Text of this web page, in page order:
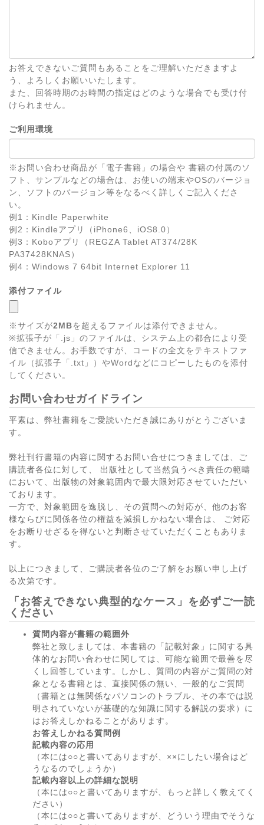
お答えできないご質問もあることをご理解いただきますよ
う、よろしくお願いいたします。
また、回答時期のお時間の指定はどのような場合でも受け付
けられません。
ご利用環境
※お問い合わせ商品が「電子書籍」の場合や 書籍の付属のソ
フト、サンプルなどの場合は、お使いの端末やOSのバージョ
ン、ソフトのバージョン等をなるべく詳しくご記入くださ
い。
例1：Kindle Paperwhite
例2：Kindleアプリ（iPhone6、iOS8.0）
例3：Koboアプリ（REGZA Tablet AT374/28K
PA37428KNAS）
例4：Windows 7 64bit Internet Explorer 11
添付ファイル
※サイズが2MBを超えるファイルは添付できません。
※拡張子が「.js」のファイルは、システム上の都合により受
信できません。お手数ですが、コードの全文をテキストファ
イル（拡張子「.txt」）やWordなどにコピーしたものを添付
してください。
お問い合わせガイドライン
平素は、弊社書籍をご愛読いただき誠にありがとうございま
す。
弊社刊行書籍の内容に関するお問い合せにつきましては、ご
購読者各位に対して、 出版社として当然負うべき責任の範疇
において、出版物の対象範囲内で最大限対応させていただい
ております。
一方で、対象範囲を逸脱し、その質問への対応が、他のお客
様ならびに関係各位の権益を減損しかねない場合は、 ご対応
をお断りせざるを得ないと判断させていただくこともありま
す。
以上につきまして、ご購読者各位のご了解をお願い申し上げ
る次第です。
「お答えできない典型的なケース」を必ずご一読
ください
質問内容が書籍の範囲外
弊社と致しましては、本書籍の「記載対象」に関する具
体的なお問い合わせに関しては、可能な範囲で最善を尽
くし回答しています。しかし、質問の内容がご質問の対
象となる書籍とは、直接関係の無い、一般的なご質問
（書籍とは無関係なパソコンのトラブル、その本では説
明されていないが基礎的な知識に関する解説の要求）に
はお答えしかねることがあります。
お答えしかねる質問例
記載内容の応用
（本には○○と書いてありますが、××にしたい場合はど
うなるのでしょうか）
記載内容以上の詳細な説明
（本には○○と書いてありますが、もっと詳しく教えてく
ださい）
（本には○○と書いてありますが、どういう理由でそうな